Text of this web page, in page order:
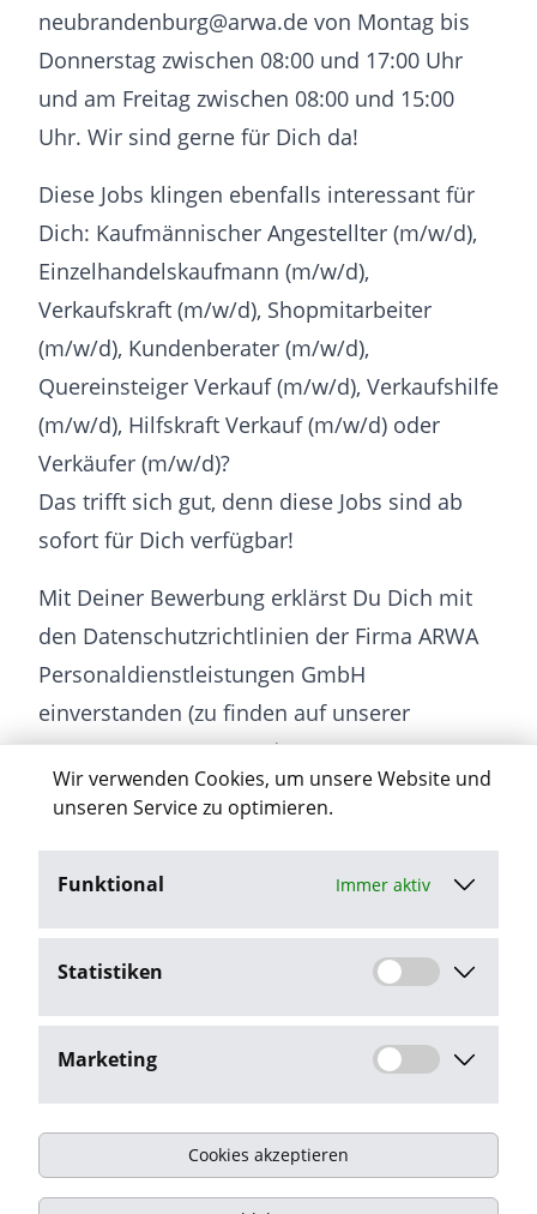
Wir verwenden Cookies, um unsere Website und
unseren Service zu optimieren.
Funktional Immer aktiv
Statistiken
Marketing
Cookies akzeptieren
neubrandenburg@arwa.de von Montag bis
Donnerstag zwischen 08:00 und 17:00 Uhr
und am Freitag zwischen 08:00 und 15:00
Uhr. Wir sind gerne für Dich da!
Diese Jobs klingen ebenfalls interessant für
Dich: Kaufmännischer Angestellter (m/w/d),
Einzelhandelskaufmann (m/w/d),
Verkaufskraft (m/w/d), Shopmitarbeiter
(m/w/d), Kundenberater (m/w/d),
Quereinsteiger Verkauf (m/w/d), Verkaufshilfe
(m/w/d), Hilfskraft Verkauf (m/w/d) oder
Verkäufer (m/w/d)?
Das trifft sich gut, denn diese Jobs sind ab
sofort für Dich verfügbar!
Mit Deiner Bewerbung erklärst Du Dich mit
den Datenschutzrichtlinien der Firma ARWA
Personaldienstleistungen GmbH
einverstanden (zu finden auf unserer
Homepage www.arwa.de unter
„Datenschutz“).
Impressum